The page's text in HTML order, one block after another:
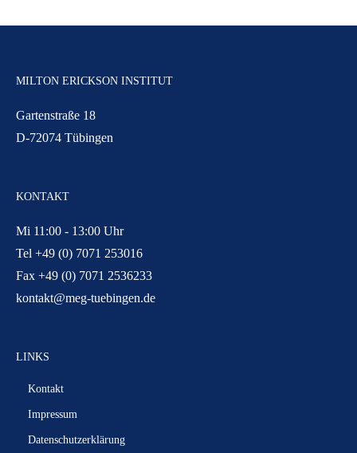
MILTON ERICKSON INSTITUT
Gartenstraße 18
D-72074 Tübingen
KONTAKT
Mi 11:00 - 13:00 Uhr
Tel +49 (0) 7071 253016
Fax +49 (0) 7071 2536233
kontakt@meg-tuebingen.de
LINKS
Kontakt
Impressum
Datenschutzerklärung